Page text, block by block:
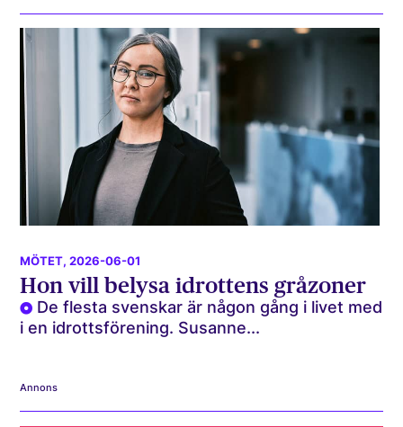
MÖTET, 2026-06-01
Hon vill belysa idrottens gråzoner
De flesta svenskar är någon gång i livet med
i en idrottsförening. Susanne...
Annons